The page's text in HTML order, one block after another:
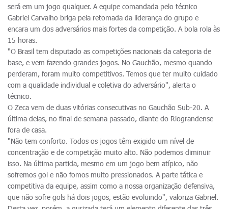
será em um jogo qualquer. A equipe comandada pelo técnico
Gabriel Carvalho briga pela retomada da liderança do grupo e
encara um dos adversários mais fortes da competição. A bola rola às
15 horas.
"O Brasil tem disputado as competições nacionais da categoria de
base, e vem fazendo grandes jogos. No Gauchão, mesmo quando
perderam, foram muito competitivos. Temos que ter muito cuidado
com a qualidade individual e coletiva do adversário", alerta o
técnico.
O Zeca vem de duas vitórias consecutivas no Gauchão Sub-20. A
última delas, no final de semana passado, diante do Riograndense
fora de casa.
"Não tem conforto. Todos os jogos têm exigido um nível de
concentração e de competição muito alto. Não podemos diminuir
isso. Na última partida, mesmo em um jogo bem atípico, não
sofremos gol e não fomos muito pressionados. A parte tática e
competitiva da equipe, assim como a nossa organização defensiva,
que não sofre gols há dois jogos, estão evoluindo", valoriza Gabriel.